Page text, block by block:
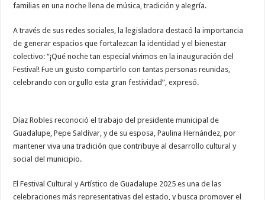
familias en una noche llena de música, tradición y alegría.
A través de sus redes sociales, la legisladora destacó la importancia
de generar espacios que fortalezcan la identidad y el bienestar
colectivo: “¡Qué noche tan especial vivimos en la inauguración del
Festival! Fue un gusto compartirlo con tantas personas reunidas,
celebrando con orgullo esta gran festividad”, expresó.
Díaz Robles reconoció el trabajo del presidente municipal de
Guadalupe, Pepe Saldívar, y de su esposa, Paulina Hernández, por
mantener viva una tradición que contribuye al desarrollo cultural y
social del municipio.
El Festival Cultural y Artístico de Guadalupe 2025 es una de las
celebraciones más representativas del estado, y busca promover el